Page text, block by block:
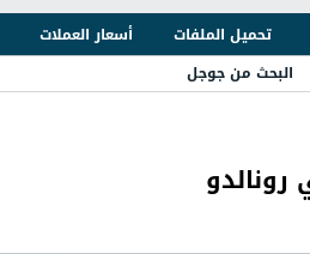
تحميل الملفات أسعار العملات
البحث من جوجل
رونالدو